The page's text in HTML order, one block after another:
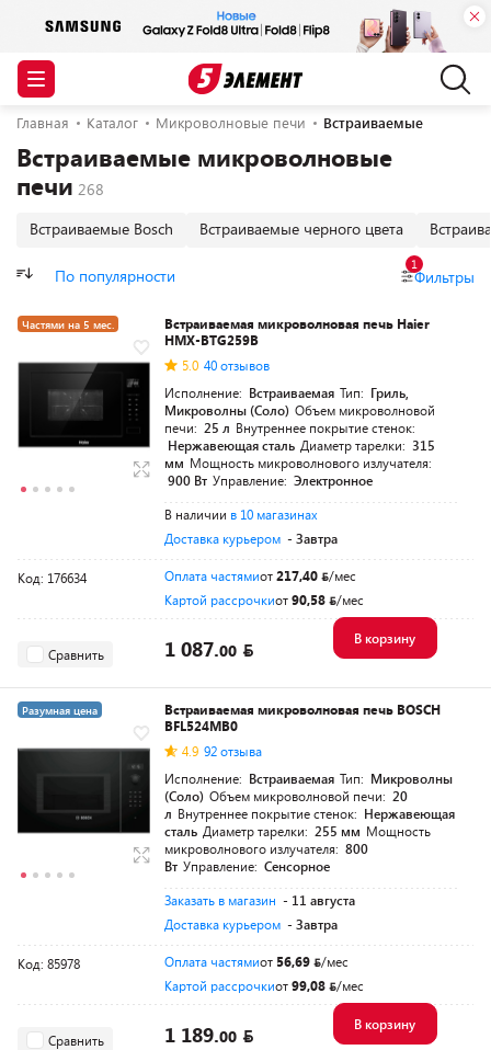
Главная Каталог Микроволновые печи Встраиваемые
Встраиваемые микроволновые
печи
Встраиваемые Bosch Встраиваемые черного цвета
По популярности Фильтры
1
Частями на 5 мес.
Встраиваемая микроволновая печь Haier
HMX-BTG259B
5.0 40 отзывов
Исполнение: Встраиваемая Тип: Гриль,
Микроволны (Соло) Объем микроволновой
печи: 25 л Внутреннее покрытие стенок:
Нержавеющая сталь Диаметр тарелки: 315
мм Мощность микроволнового излучателя:
900 Вт Управление: Электронное
В наличии в 10 магазинах
Доставка курьером - Завтра
Код: 176634 Оплата частямиот217,40
/мес
Картой рассрочкиот90,58 /мес
Сравнить 1 087.00
В корзину
Разумная цена
Встраиваемая микроволновая печь BOSCH
BFL524MB0
4.9 92 отзыва
Исполнение: Встраиваемая Тип: Микроволны
(Соло) Объем микроволновой печи: 20
л Внутреннее покрытие стенок: Нержавеющая
сталь Диаметр тарелки: 255 мм Мощность
микроволнового излучателя: 800
Вт Управление: Сенсорное
Заказать в магазин - 11 августа
Доставка курьером - Завтра
Код: 85978 Оплата частямиот 56,69
/мес
Картой рассрочкиот99,08 /мес
Сравнить 1 189.00
В корзину